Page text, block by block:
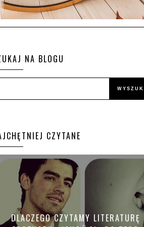
NA BLOGU
CZYTANE
DLACZEGO CZYTAMY LITERATURĘ